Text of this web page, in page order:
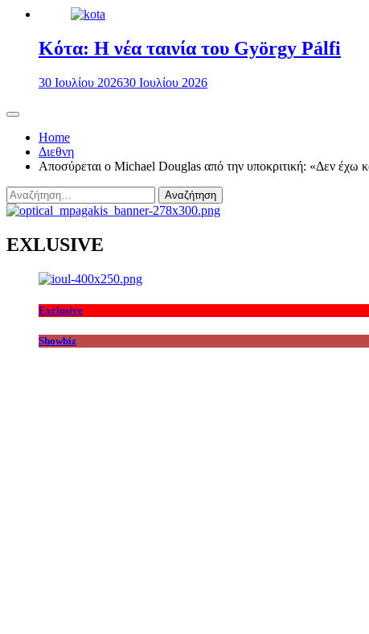
Κότα: Η νέα ταινία του György Pálfi
30 Ιουλίου 202630 Ιουλίου 2026
Home
Διεθνη
Αποσύρεται ο Michael Douglas ‎‎από την υποκριτική: «Δεν έχω
Αναζήτηση
για:
EXLUSIVE
Exclusive
Showbiz